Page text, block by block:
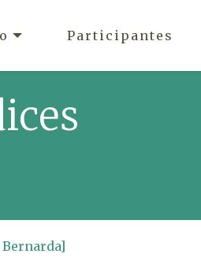
Participantes